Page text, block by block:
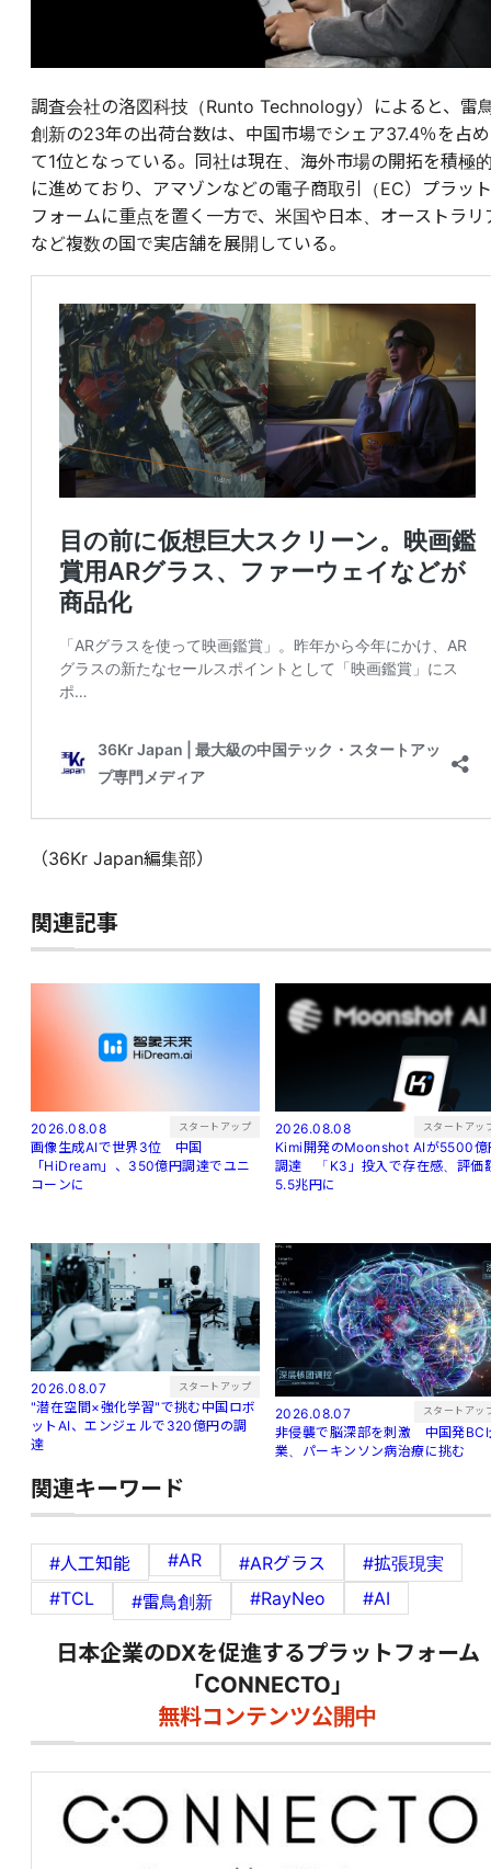
調査会社の洛図科技（Runto Technology）によると、雷
創新の23年の出荷台数は、中国市場でシェア37.4％を占め
て1位となっている。同社は現在、海外市場の開拓を積極
に進めており、アマゾンなどの電子商取引（EC）プラット
フォームに重点を置く一方で、米国や日本、オーストラリ
など複数の国で実店舗を展開している。
（36Kr Japan編集部）
関連記事
2026.08.08 スタートアップ
画像生成AIで世界3位 中国
「HiDream」、350億円調達でユニ
コーンに
2026.08.08 スタートアッ
Kimi開発のMoonshot AIが5500億
調達 「K3」投入で存在感、評価
5.5兆円に
2026.08.07 スタートアップ
"潜在空間×強化学習"で挑む中国ロボ
ットAI、エンジェルで320億円の調
達
2026.08.07 スタートアッ
非侵襲で脳深部を刺激 中国発BCI
業、パーキンソン病治療に挑む
関連キーワード
#人工知能 #AR #ARグラス
#拡張現実
#TCL
#雷鳥創新 #RayNeo #AI
日本企業のDXを促進するプラットフォーム
「CONNECTO」
無料コンテンツ公開中